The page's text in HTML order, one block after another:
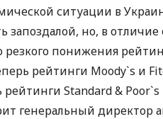
ситуации в
запоздалой, но, в отличие
резкого понижения
рейтинги Moody`s и
Standard & Poor`s
генеральный директор